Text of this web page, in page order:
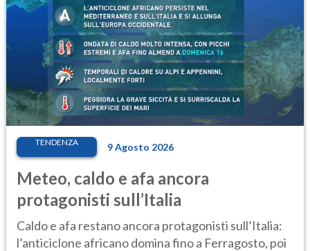
TENDENZA 9 Agosto 2026
Meteo, caldo e afa ancora
protagonisti sull’Italia
Caldo e afa restano ancora protagonisti sull’Italia:
l’anticiclone africano domina fino a Ferragosto, poi